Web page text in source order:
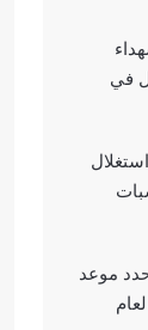
3 شهداء
في
موعد